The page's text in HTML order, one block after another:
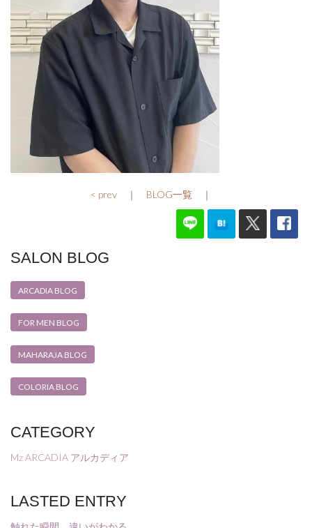
< prev ｜ BLOG一覧 ｜
SALON BLOG
ARCADIA BLOG
FOR MEN BLOG
MAHARAJA BLOG
COLORIA BLOG
CATEGORY
Mz ARCADIA アルカディア
LASTED ENTRY